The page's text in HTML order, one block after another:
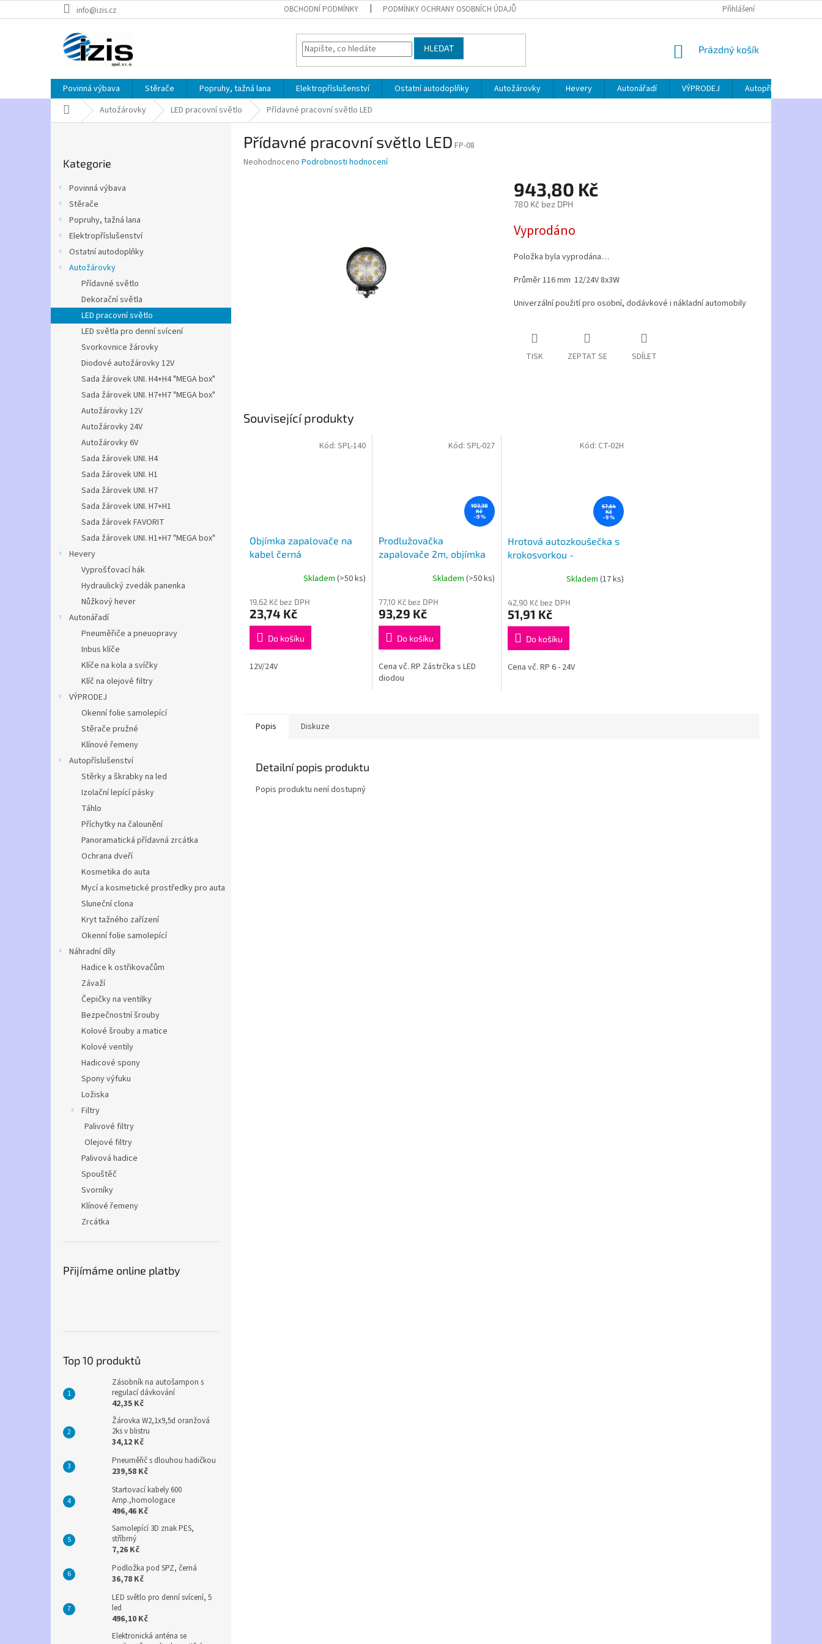
na
info@izis.cz OBCHODNÍ PODMÍNKY PODMÍNKY OCHRANY OSOBNÍCH ÚDAJŮ Přihlášení
HLEDAT
NÁKUPNÍ
Prázdný košík
Povinná výbava Stěrače Popruhy, tažná lana Elektropříslušenství Ostatní autodoplňky Autožárovky Hevery Autonářadí VÝPRODEJ
Autopříslušenství
Domů Autožárovky LED pracovní světlo Přídavné pracovní světlo LED
l
kategorie
Kategorie
Povinná výbava
Stěrače
Popruhy, tažná lana
Elektropříslušenství
Ostatní autodoplňky
Autožárovky
Přídavné světlo
Dekorační světla
LED pracovní světlo
LED světla pro denní svícení
Svorkovnice žárovky
Diodové autožárovky 12V
Sada žárovek UNI. H4+H4 "MEGA box"
Sada žárovek UNI. H7+H7 "MEGA box"
Autožárovky 12V
Autožárovky 24V
Autožárovky 6V
Sada žárovek UNI. H4
Sada žárovek UNI. H1
Sada žárovek UNI. H7
Sada žárovek UNI. H7+H1
Sada žárovek FAVORIT
Sada žárovek UNI. H1+H7 "MEGA box"
Hevery
Vyprošťovací hák
Hydraulický zvedák panenka
Nůžkový hever
Autonářadí
Pneuměřiče a pneuopravy
Inbus klíče
Klíče na kola a svíčky
Klíč na olejové filtry
VÝPRODEJ
Okenní folie samolepící
Stěrače pružné
Klínové řemeny
Autopříslušenství
Stěrky a škrabky na led
Izolační lepící pásky
Táhlo
Příchytky na čalounění
Panoramatická přídavná zrcátka
Ochrana dveří
Kosmetika do auta
Mycí a kosmetické prostředky pro auta
Sluneční clona
Kryt tažného zařízení
Okenní folie samolepící
Náhradní díly
Hadice k ostřikovačům
Závaží
Čepičky na ventilky
Bezpečnostní šrouby
Kolové šrouby a matice
Kolové ventily
Hadicové spony
Spony výfuku
Ložiska
Filtry
Palivové filtry
Olejové filtry
Palivová hadice
Spouštěč
Svorníky
Klínové řemeny
Zrcátka
Přijímáme online platby
Top 10 produktů
Zásobník na autošampon s
regulací dávkování
42,35 Kč
Žárovka W2,1x9,5d oranžová
2ks v blistru
34,12 Kč
Pneuměřič s dlouhou hadičkou
239,58 Kč
Startovací kabely 600
Amp.,homologace
496,46 Kč
Samolepící 3D znak PES,
stříbrný
7,26 Kč
Podložka pod SPZ, černá
36,78 Kč
LED světlo pro denní svícení, 5
led
496,10 Kč
Elektronická anténa se
Přídavné pracovní světlo LED FP-08
Průměrné
Neohodnoceno Podrobnosti hodnocení
943,80 Kč
780 Kč bez DPH
cena:
Vyprodáno
Položka byla vyprodána…
Průměr 116 mm 12/24V 8x3W
Univerzální použití pro osobní, dodávkové i nákladní automobily
TISK ZEPTAT SE SDÍLET
Související produkty
Objímka zapalovače na
kabel černá
Skladem (>50 ks)
19,62 Kč bez DPH
23,74 Kč
Do košíku
12V/24V
Kód: SPL-140
103,38
Kč
–9 %
Prodlužovačka
zapalovače 2m, objímka
Skladem (>50 ks)
77,10 Kč bez DPH
93,29 Kč
Do košíku
Cena vč. RP Zástrčka s LED
diodou
Kód: SPL-027
57,64
Kč
–9 %
Hrotová autozkoušečka s
krokosvorkou -
Skladem(17 ks)
42,90 Kč bez DPH
51,91 Kč
Do košíku
Cena vč. RP 6 - 24V
Kód: CT-02H
Popis Diskuze
Detailní popis produktu
Popis produktu není dostupný